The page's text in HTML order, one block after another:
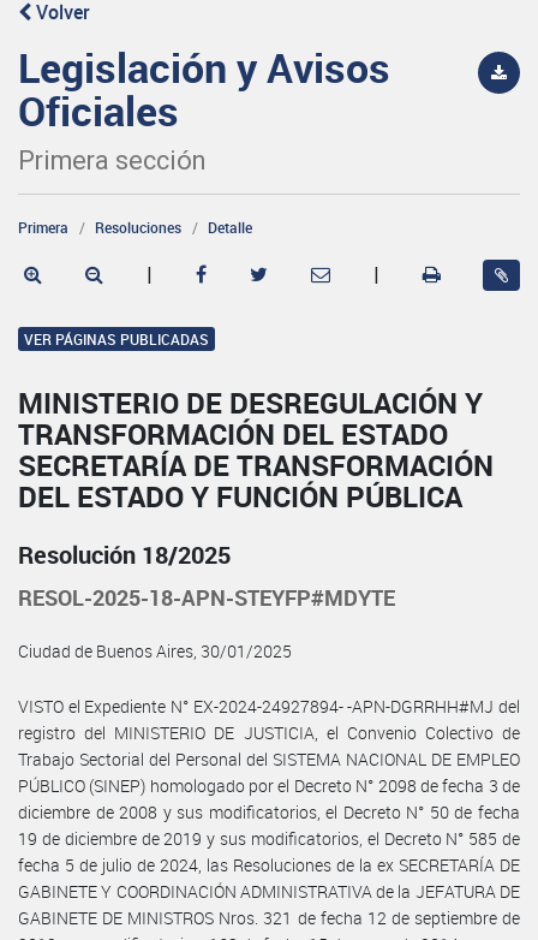
Volver
Legislación y Avisos
Oficiales
Primera sección
Primera Resoluciones Detalle
| |
VER PÁGINAS PUBLICADAS
MINISTERIO DE DESREGULACIÓN Y
TRANSFORMACIÓN DEL ESTADO
SECRETARÍA DE TRANSFORMACIÓN
DEL ESTADO Y FUNCIÓN PÚBLICA
Resolución 18/2025
RESOL-2025-18-APN-STEYFP#MDYTE
Ciudad de Buenos Aires, 30/01/2025
VISTO el Expediente N° EX-2024-24927894- -APN-DGRRHH#MJ del
registro del MINISTERIO DE JUSTICIA, el Convenio Colectivo de
Trabajo Sectorial del Personal del SISTEMA NACIONAL DE EMPLEO
PÚBLICO (SINEP) homologado por el Decreto N° 2098 de fecha 3 de
diciembre de 2008 y sus modificatorios, el Decreto N° 50 de fecha
19 de diciembre de 2019 y sus modificatorios, el Decreto N° 585 de
fecha 5 de julio de 2024, las Resoluciones de la ex SECRETARÍA DE
GABINETE Y COORDINACIÓN ADMINISTRATIVA de la JEFATURA DE
GABINETE DE MINISTROS Nros. 321 de fecha 12 de septiembre de